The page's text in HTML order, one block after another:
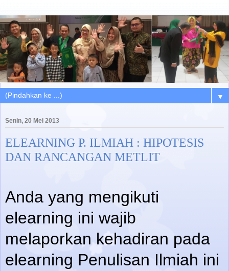
▼
Senin, 20 Mei 2013
ELEARNING P. ILMIAH : HIPOTESIS
DAN RANCANGAN METLIT
Anda yang mengikuti
elearning ini wajib
melaporkan kehadiran pada
elearning Penulisan Ilmiah ini